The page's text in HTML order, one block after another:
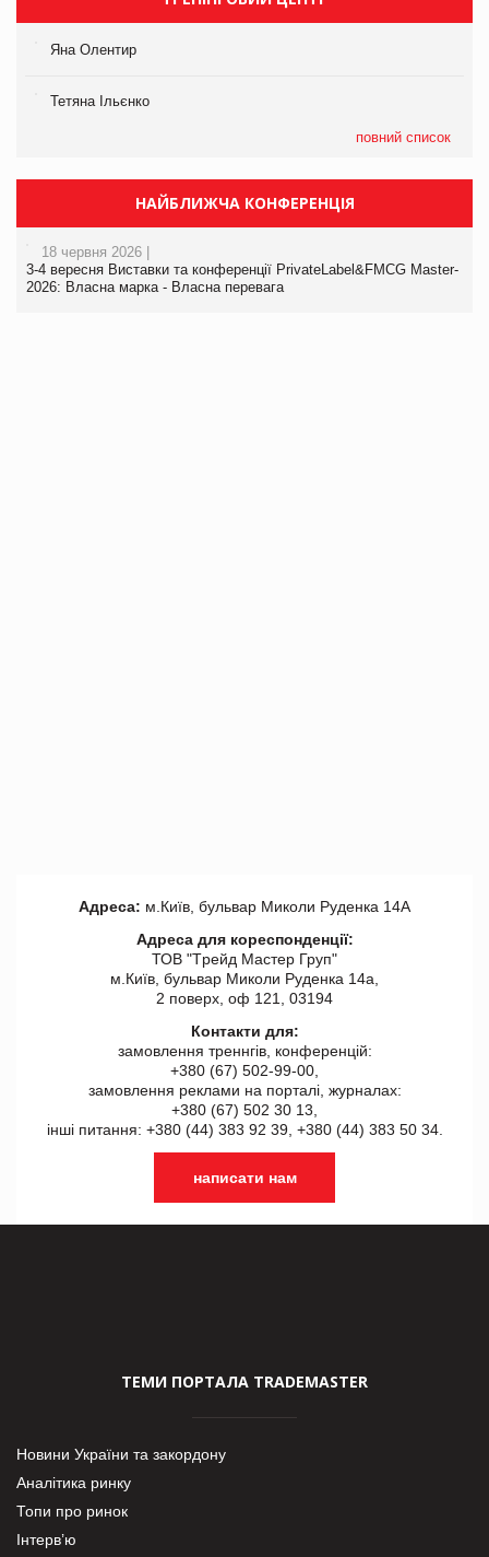
Яна Олентир
Тетяна Ільєнко
повний список
НАЙБЛИЖЧА КОНФЕРЕНЦІЯ
18 червня 2026 |
3-4 вересня Виставки та конференції PrivateLabel&FMCG Master-
2026: Власна марка - Власна перевага
Адреса: м.Київ, бульвар Миколи Руденка 14А
Адреса для кореспонденції:
ТОВ "Tрейд Мастер Груп"
м.Київ, бульвар Миколи Руденка 14а,
2 поверх, оф 121, 03194
Контакти для:
замовлення треннгів, конференцій:
+380 (67) 502-99-00,
замовлення реклами на порталі, журналах:
+380 (67) 502 30 13,
інші питання: +380 (44) 383 92 39, +380 (44) 383 50 34.
написати нам
ТЕМИ ПОРТАЛА TRADEMASTER
Новини України та закордону
Аналітика ринку
Топи про ринок
Інтерв’ю